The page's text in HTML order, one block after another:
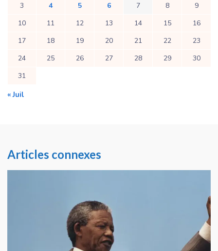
3
4 5 6 7 8
9
10
11 12 13 14 15
16
17
18 19 20 21 22
23
24
25 26 27 28 29
30
31
« Juil
Articles connexes